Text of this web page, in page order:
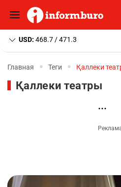
USD: 468.7 / 471.3
Главная Теги Қаллеки
Қаллеки театры